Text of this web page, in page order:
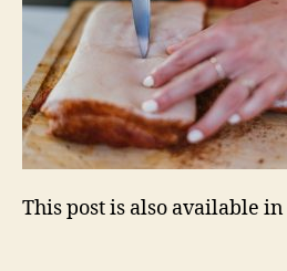
This post is also available